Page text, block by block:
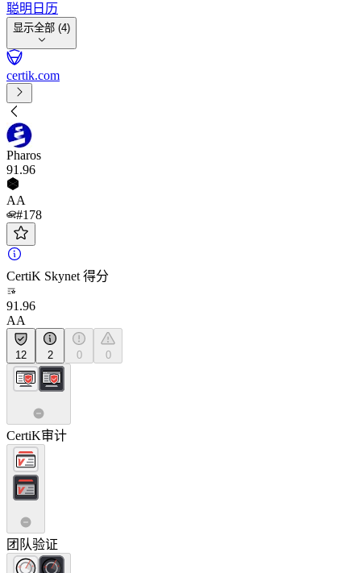
聪明日历
显示全部 (4)
certik.com
Pharos
91 .96
AA
#178
CertiK Skynet 得分
91.96
AA
12 2 0 0
CertiK审计
团队验证